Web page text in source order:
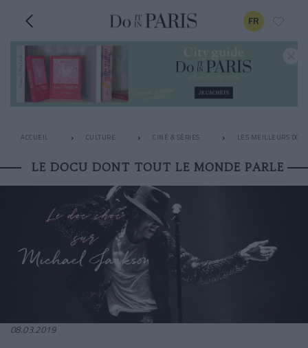
FR
ACCUEIL CULTURE CINÉ & SÉRIES LES MEILLEURS
LE DOCU DONT TOUT LE MONDE PARLE
08.03.2019